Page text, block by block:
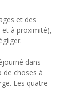
et des
à proximité),
dans
de choses à
Les quatre